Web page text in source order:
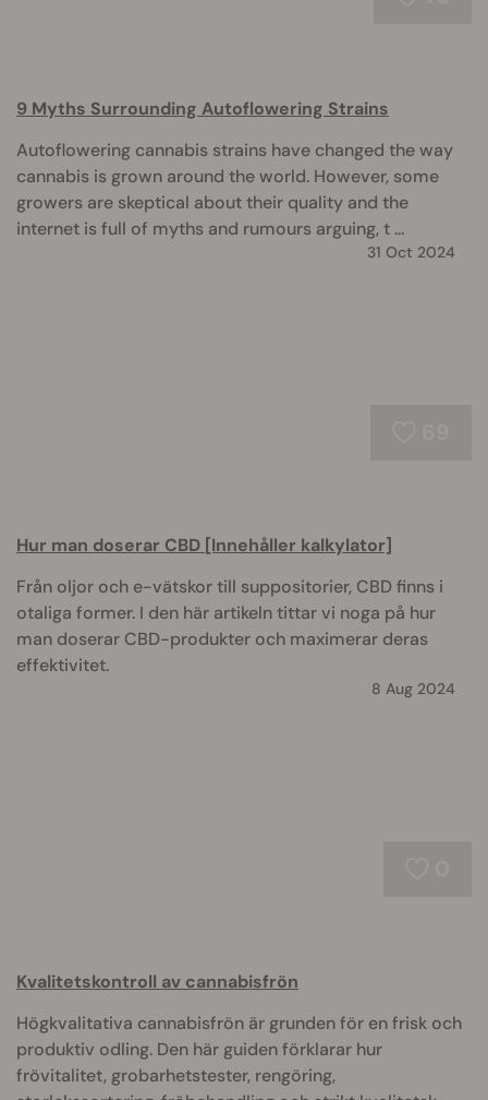
9 Myths Surrounding Autoflowering Strains
Autoflowering cannabis strains have changed the way
cannabis is grown around the world. However, some
growers are skeptical about their quality and the
internet is full of myths and rumours arguing, t ...
31 Oct 2024
Hur man doserar CBD [Innehåller kalkylator]
Från oljor och e-vätskor till suppositorier, CBD finns i
otaliga former. I den här artikeln tittar vi noga på hur
man doserar CBD-produkter och maximerar deras
effektivitet.
8 Aug 2024
Kvalitetskontroll av cannabisfrön
Högkvalitativa cannabisfrön är grunden för en frisk och
produktiv odling. Den här guiden förklarar hur
frövitalitet, grobarhetstester, rengöring,